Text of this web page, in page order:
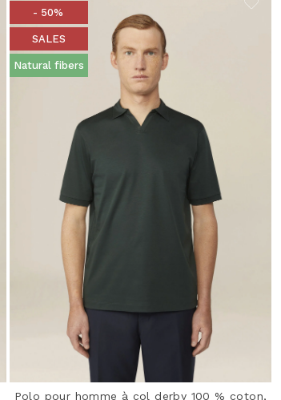
- 50%
SALES
Natural fibers
Polo pour homme à col derby 100 % coton,